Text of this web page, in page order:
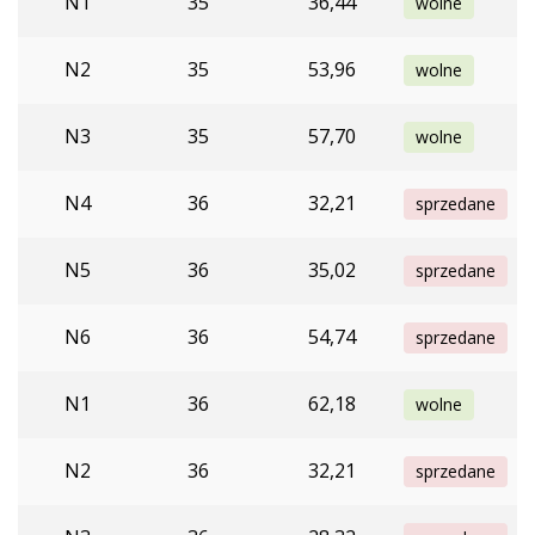
N2 35 53,96 wolne
N3 35 57,70 wolne
N4 36 32,21 sprzedane
N5 36 35,02 sprzedane
N6 36 54,74 sprzedane
N1 36 62,18 wolne
N2 36 32,21 sprzedane